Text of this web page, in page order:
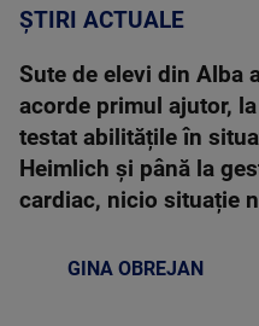
ȘTIRI ACTUALE
Sute de elevi din Alba
acorde primul ajutor,
testat abilitățile în
Heimlich și până la
cardiac, nicio situație
GINA OBREJAN